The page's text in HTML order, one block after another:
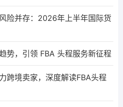
险并存：2026年上半年国际货
势，引领 FBA 头程服务新征程
跨境卖家，深度解读FBA头程